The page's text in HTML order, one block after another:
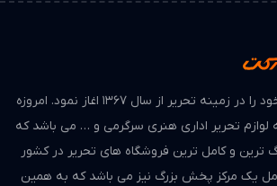
فروشگاه مجد فعالیت خود را در زمینه تحریر از سال ۱۳۶۷ اغاز نمود. امروزه
تحریر اداری هنری سرگرمی و … می باشد که
ترین و کامل ترین فروشگاه های تحریر در کشور
یک مرکز پخش بزرگ نیز می باشد که به همین